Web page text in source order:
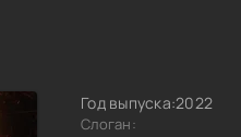
Год выпуска:2022
Слоган: